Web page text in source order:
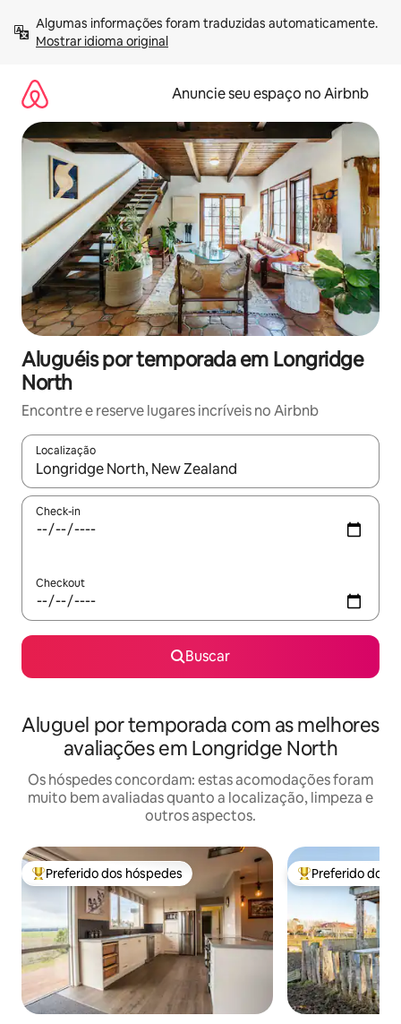
para
Mostrar idioma original
Anuncie seu espaço no Airbnb
Aluguéis por temporada em Longridge
North
Encontre e reserve lugares incríveis no Airbnb
Localização
Quando os resultados estiverem disponíveis, explore-os
Check-in
Checkout
Buscar
Aluguel por temporada com as melhores
avaliações em Longridge North
Os hóspedes concordam: estas acomodações foram
muito bem avaliadas quanto a localização, limpeza e
outros aspectos.
Entre os melhores preferidos dos hóspedes
Preferido dos hóspedes Entre os
Preferido dos